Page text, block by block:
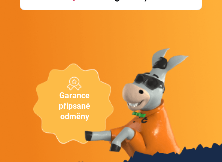
Garance
připsané
odměny